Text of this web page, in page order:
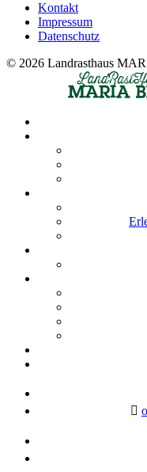
Kontakt
Impressum
Datenschutz
© 2026 Landrasthaus